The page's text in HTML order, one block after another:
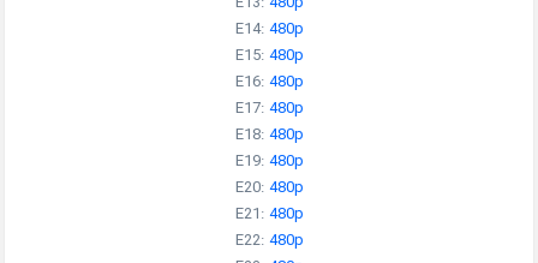
E14:480p
E15:480p
E16:480p
E17:480p
E18:480p
E19:480p
E20:480p
E21:480p
E22:480p